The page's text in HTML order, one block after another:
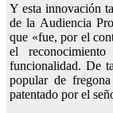
Y esta innovación
de la Audiencia
que «fue, por el
el
funcionalidad. De
popular de
patentado por el